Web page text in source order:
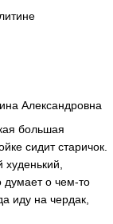
Александровна
большая
сидит старичок.
думает о чем-то
иду на чердак,